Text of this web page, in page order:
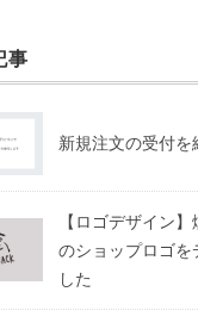
事
新規注文の受付を
【ロゴデザイン
のショップロゴを
した